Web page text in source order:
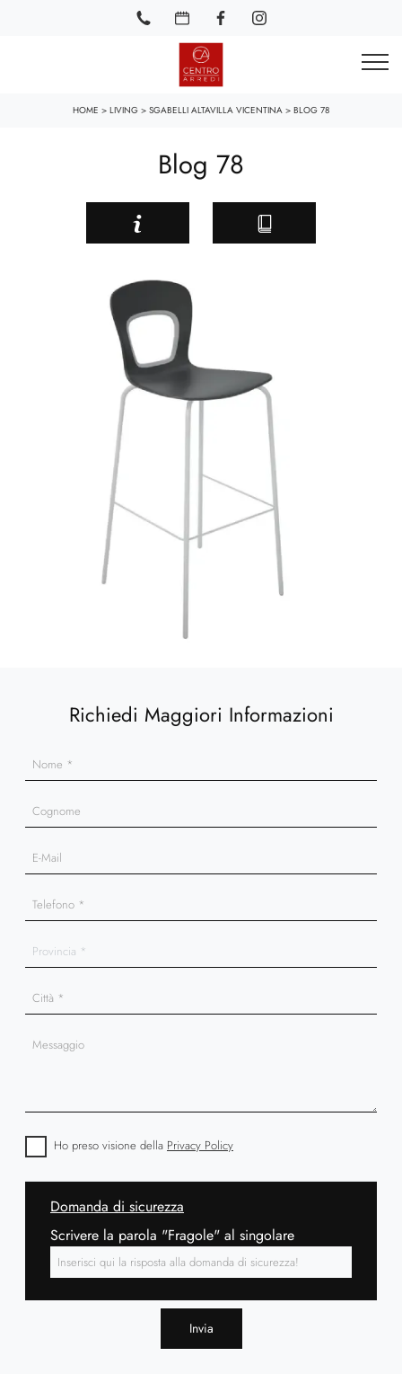
HOME > LIVING > SGABELLI ALTAVILLA VICENTINA > BLOG 78
Blog 78
Richiedi Maggiori Informazioni
Ho preso visione della Privacy Policy
Domanda di sicurezza
Scrivere la parola "Fragole" al singolare
Invia